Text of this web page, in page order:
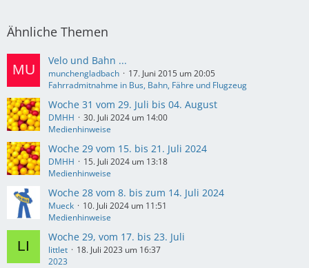
Ähnliche Themen
Velo und Bahn ...
munchengladbach
17. Juni 2015 um 20:05
Fahrradmitnahme in Bus, Bahn, Fähre und Flugzeug
Woche 31 vom 29. Juli bis 04. August
DMHH
30. Juli 2024 um 14:00
Medienhinweise
Woche 29 vom 15. bis 21. Juli 2024
DMHH
15. Juli 2024 um 13:18
Medienhinweise
Woche 28 vom 8. bis zum 14. Juli 2024
Mueck
10. Juli 2024 um 11:51
Medienhinweise
Woche 29, vom 17. bis 23. Juli
littlet
18. Juli 2023 um 16:37
2023